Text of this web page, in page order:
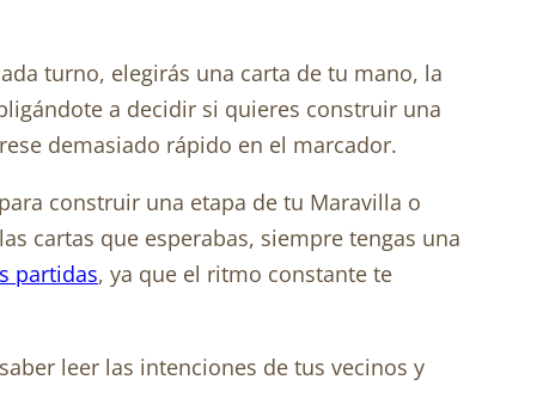
turno, elegirás una carta de tu mano, la
a decidir si quieres construir una
demasiado rápido en el marcador.
construir una etapa de tu Maravilla o
cartas que esperabas, siempre tengas una
partidas, ya que el ritmo constante te
leer las intenciones de tus vecinos y